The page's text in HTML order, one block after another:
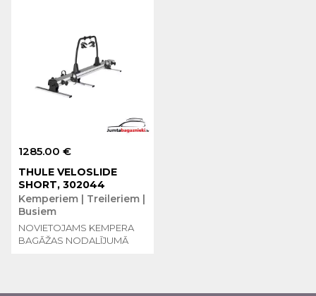
1285.00 €
THULE VELOSLIDE
SHORT, 302044
Kemperiem | Treileriem |
Busiem
NOVIETOJAMS KEMPERA
BAGĀŽAS NODALĪJUMĀ